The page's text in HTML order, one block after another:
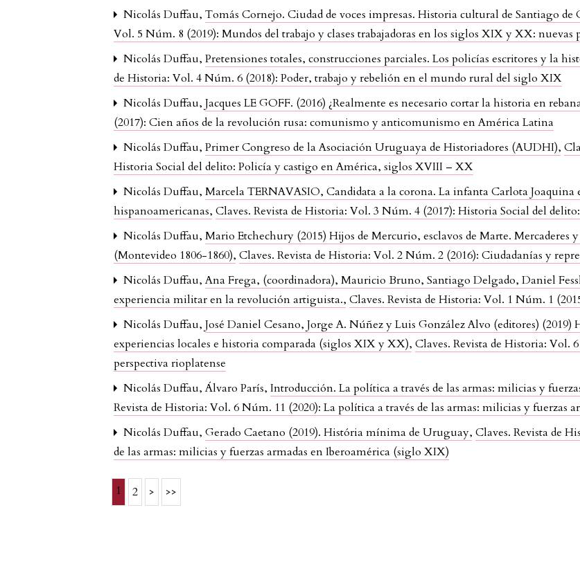
Nicolás Duffau,Tomás Cornejo. Ciudad de voces impresas. Historia cultural de Santiago
Vol. 5 Núm. 8 (2019): Mundos del trabajo y clases trabajadoras en los siglos XIX y XX: nuevas
Nicolás Duffau,Pretensiones totales, construcciones parciales. Los policías escritores y la
de Historia: Vol. 4 Núm. 6 (2018): Poder, trabajo y rebelión en el mundo rural del siglo XIX
Nicolás Duffau,Jacques LE GOFF. (2016) ¿Realmente es necesario cortar la historia en
(2017): Cien años de la revolución rusa: comunismo y anticomunismo en América Latina
Nicolás Duffau,Primer Congreso de la Asociación Uruguaya de Historiadores (AUDHI),
Historia Social del delito: Policía y castigo en América, siglos XVIII – XX
Nicolás Duffau,Marcela TERNAVASIO, Candidata a la corona. La infanta Carlota
hispanoamericanas,Claves. Revista de Historia: Vol. 3 Núm. 4 (2017): Historia Social del
Nicolás Duffau,Mario Etchechury (2015) Hijos de Mercurio, esclavos de Marte. Mercaderes
(Montevideo 1806-1860),Claves. Revista de Historia: Vol. 2 Núm. 2 (2016): Ciudadanías y
Nicolás Duffau,Ana Frega, (coordinadora), Mauricio Bruno, Santiago Delgado, Daniel
experiencia militar en la revolución artiguista.,Claves. Revista de Historia: Vol. 1 Núm. 1
Nicolás Duffau,José Daniel Cesano, Jorge A. Núñez y Luis González Alvo (editores) (2019)
experiencias locales e historia comparada (siglos XIX y XX),Claves. Revista de Historia: Vol.
perspectiva rioplatense
Nicolás Duffau, Álvaro París,Introducción. La política a través de las armas: milicias y
Revista de Historia: Vol. 6 Núm. 11 (2020): La política a través de las armas: milicias y fuerzas
Nicolás Duffau,Gerado Caetano (2019). História mínima de Uruguay,Claves. Revista de
de las armas: milicias y fuerzas armadas en Iberoamérica (siglo XIX)
1 2 > >>